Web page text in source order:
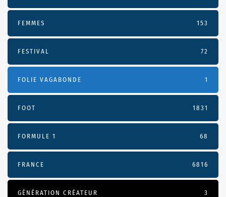
FEMMES 153
FESTIVAL 72
FOLIE VAGABONDE 1
FOOT 1831
FORMULE 1 68
FRANCE 6816
GÉNÉRATION CRÉATEUR 3